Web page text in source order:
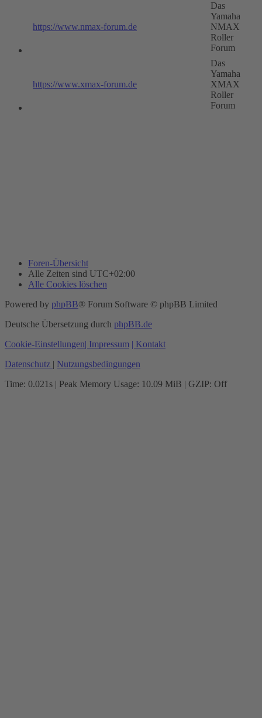
https://www.nmax-forum.de
Das
Yamaha
NMAX
Roller
Forum
https://www.xmax-forum.de
Das
Yamaha
XMAX
Roller
Forum
Foren-Übersicht
Alle Zeiten sind UTC+02:00
Alle Cookies löschen
Powered by phpBB® Forum Software © phpBB Limited
Deutsche Übersetzung durch phpBB.de
Cookie-Einstellungen| Impressum | Kontakt
Datenschutz | Nutzungsbedingungen
Time: 0.021s | Peak Memory Usage: 10.09 MiB | GZIP: Off